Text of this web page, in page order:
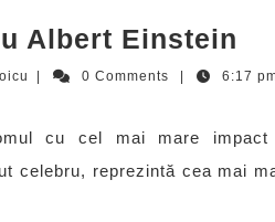
Albert Einstein
Voicu 0 Comments 6:17
cu cel mai mare
celebru, reprezintă cea mai